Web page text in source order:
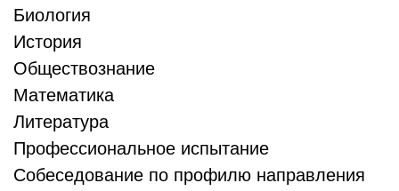
Биология
История
Обществознание
Математика
Литература
Профессиональное испытание
Собеседование по профилю направления